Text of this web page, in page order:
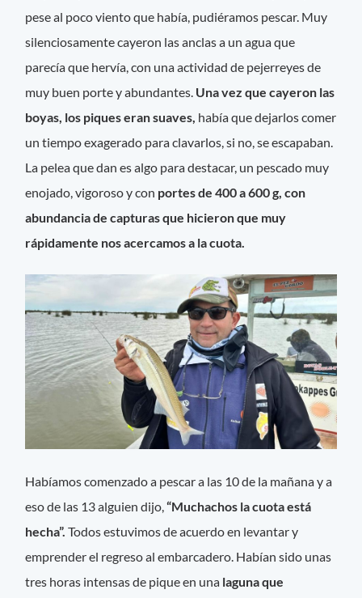
pese al poco viento que había, pudiéramos pescar. Muy
silenciosamente cayeron las anclas a un agua que
parecía que hervía, con una actividad de pejerreyes de
muy buen porte y abundantes. Una vez que cayeron las
boyas, los piques eran suaves, había que dejarlos comer
un tiempo exagerado para clavarlos, si no, se escapaban.
La pelea que dan es algo para destacar, un pescado muy
enojado, vigoroso y con portes de 400 a 600 g, con
abundancia de capturas que hicieron que muy
rápidamente nos acercamos a la cuota.
Habíamos comenzado a pescar a las 10 de la mañana y a
eso de las 13 alguien dijo,“Muchachos la cuota está
hecha”. Todos estuvimos de acuerdo en levantar y
emprender el regreso al embarcadero. Habían sido unas
tres horas intensas de pique en una laguna que